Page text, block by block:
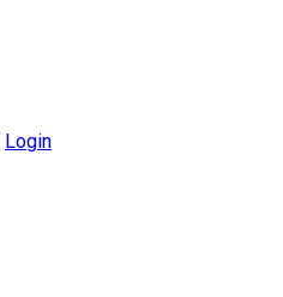
Login